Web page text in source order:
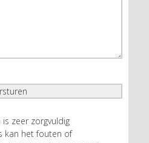
zeer zorgvuldig
kan het fouten of